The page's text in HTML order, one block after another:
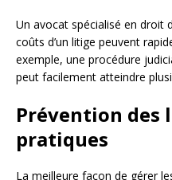
Un avocat spécialisé en droit
coûts d’un litige peuvent
exemple, une procédure
peut facilement atteindre
Prévention des
pratiques
La meilleure façon de gérer